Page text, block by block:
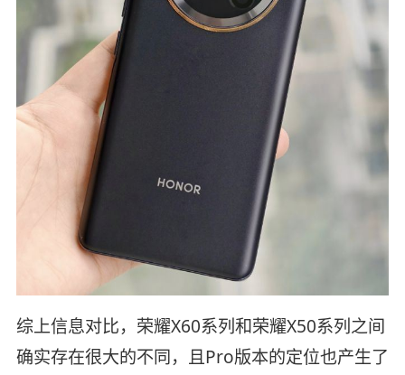
综上信息对比，荣耀X60系列和荣耀X50系列之间
确实存在很大的不同，且Pro版本的定位也产生了